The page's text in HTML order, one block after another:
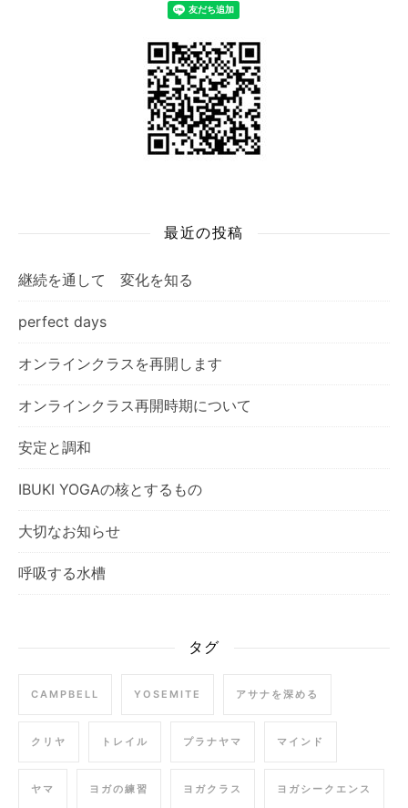
最近の投稿
継続を通して 変化を知る
perfect days
オンラインクラスを再開します
オンラインクラス再開時期について
安定と調和
IBUKI YOGAの核とするもの
大切なお知らせ
呼吸する水槽
タグ
CAMPBELL YOSEMITE アサナを深める
クリヤ トレイル プラナヤマ マインド
ヤマ ヨガの練習 ヨガクラス ヨガシークエンス